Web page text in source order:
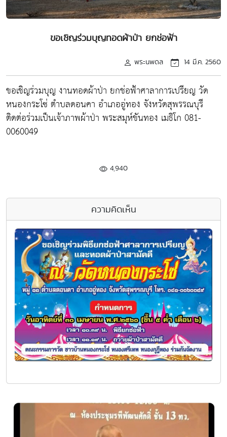
ขอเชิญร่วมบุญทอดผ้าป่า ยกช่อฟ้า
พระนพดล 14 มี.ค. 2560
ขอเชิญร่วมบุญ งานทอดผ้าป่า ยกช่อฟ้าศาลาการเปรียญ วัด
หนองกระโซ่ ตำบลดอนคา อำเภออู่ทอง จังหวัดสุพรรณบุรี
ติดต่อร่วมเป็นเจ้าภาพผ้าป่า พระสมุห์ขันทอง เมธิโก 081-
0060049
4,940
ความคิดเห็น